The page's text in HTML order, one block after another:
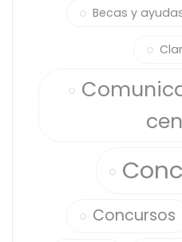
Becas y
Concursos